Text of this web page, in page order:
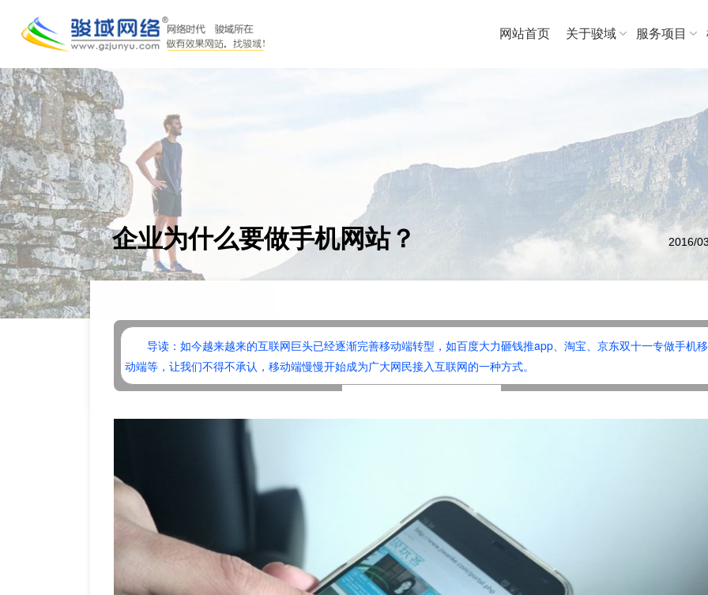
网站首页 关于骏域 服务项目
2016/
企业为什么要做手机网站？
导读：如今越来越来的互联网巨头已经逐渐完善移动端转型，如百度大力砸钱推app、淘宝、京东双十一专做手机移
动端等，让我们不得不承认，移动端慢慢开始成为广大网民接入互联网的一种方式。